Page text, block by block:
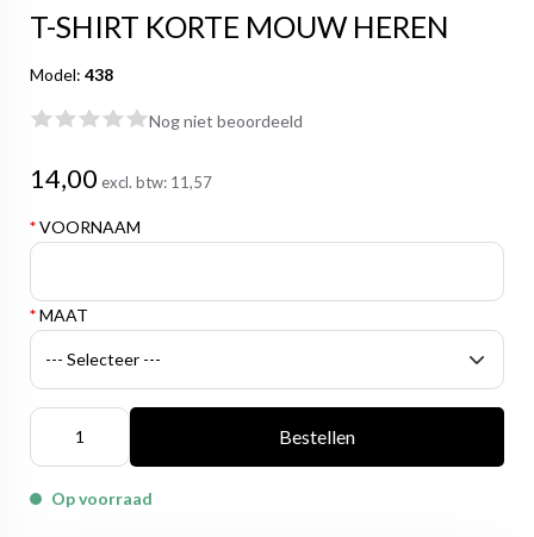
T-SHIRT KORTE MOUW HEREN
Model: 438
Nog niet beoordeeld
14,00 excl. btw: 11,57
*VOORNAAM
*MAAT
Bestellen
Op voorraad